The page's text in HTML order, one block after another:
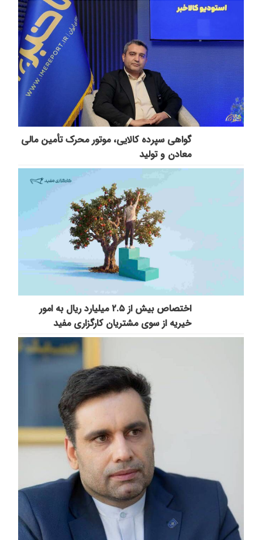
گواهی سپرده کالایی، موتور محرک تأمین مالی
معادن و تولید
اختصاص بیش از ۲.۵ میلیارد ریال به امور
خیریه از سوی مشتریان کارگزاری مفید